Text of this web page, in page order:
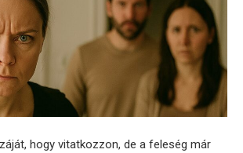
hogy vitatkozzon, de a feleség már